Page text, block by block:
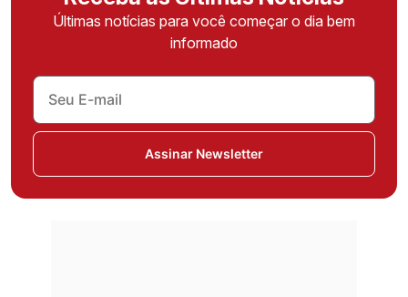
Últimas notícias para você começar o dia bem
informado
Assinar Newsletter